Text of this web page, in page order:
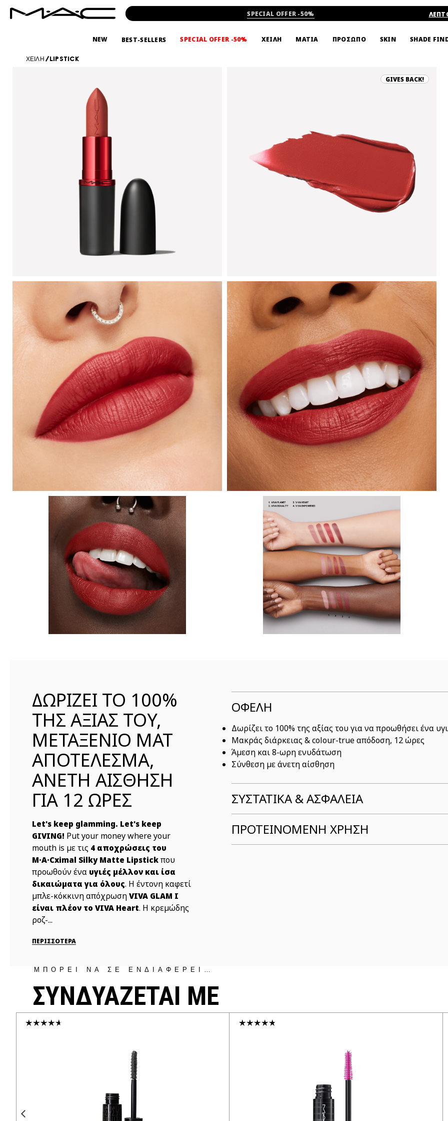
SPECIAL OFFER -50%
NEW BEST-SELLERS SPECIAL OFFER -50% ΧΕΙΛΗ ΜΑΤΙΑ ΠΡΟΣΩΠΟ SKIN SHADE
ΧΕΙΛΗ / LIPSTICK
GIVES BACK!
ΔΩΡΙΖΕΙ ΤΟ 100%
ΤΗΣ ΑΞΙΑΣ ΤΟΥ,
ΜΕΤΑΞΕΝΙΟ ΜΑΤ
ΑΠΟΤΕΛΕΣΜΑ,
ΑΝΕΤΗ ΑΙΣΘΗΣΗ
ΓΙΑ 12 ΩΡΕΣ
Let's keep glamming. Let's keep
GIVING! Put your money where your
mouth is με τις 4 αποχρώσεις του
M·A·Cximal Silky Matte Lipstick που
προωθούν ένα υγιές μέλλον και ίσα
δικαιώματα για όλους. Η έντονη καφετί
μπλε-κόκκινη απόχρωση VIVA GLAM I
είναι πλέον το VIVA Heart. Η κρεμώδης
ροζ-...
ΠΕΡΙΣΣΟΤΕΡΑ
ΟΦΕΛΗ
Δωρίζει το 100% της αξίας του για να προωθήσει ένα
Μακράς διάρκειας & colour-true απόδοση, 12 ώρες
Άμεση και 8-ωρη ενυδάτωση
Σύνθεση με άνετη αίσθηση
ΣΥΣΤΑΤΙΚΆ & ΑΣΦΆΛΕΙΑ
ΠΡΟΤΕΙΝΟΜΕΝΗ ΧΡΗΣΗ
ΜΠΟΡΕΙ ΝΑ ΣΕ ΕΝΔΙΑΦΕΡΕΙ…
ΣΥΝΔΥΑΖΕΤΑΙ ΜΕ